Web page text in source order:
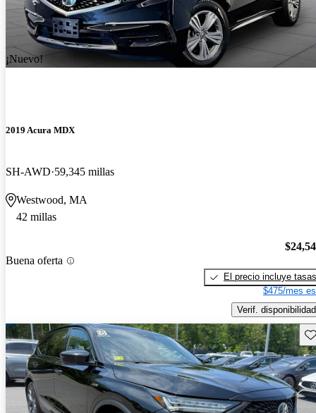
¡Nuevo!
2019 Acura MDX
SH-AWD 59,345 millas
Westwood, MA
42 millas
Buena oferta
El precio incluye tasas
$475/mes
Verif. disponibilidad